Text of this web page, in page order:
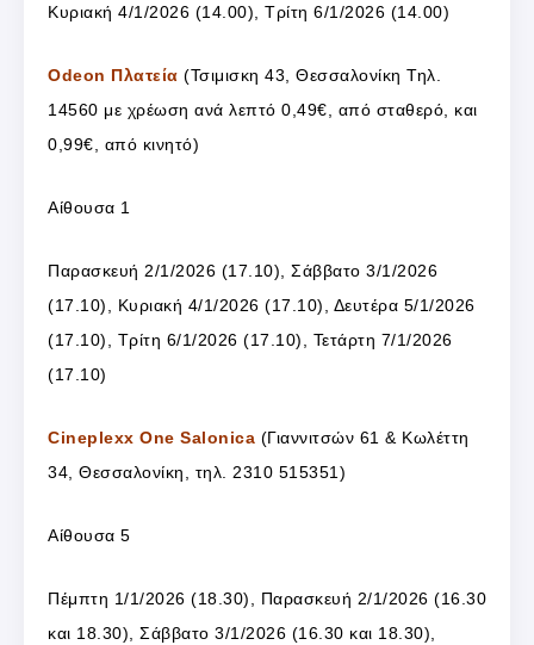
Κυριακή 4/1/2026 (14.00), Τρίτη 6/1/2026 (14.00)
Odeon Πλατεία (Τσιμισκη 43, Θεσσαλονίκη Τηλ.
14560 με χρέωση ανά λεπτό 0,49€, από σταθερό, και
0,99€, από κινητό)
Αίθουσα 1
Παρασκευή 2/1/2026 (17.10), Σάββατο 3/1/2026
(17.10), Κυριακή 4/1/2026 (17.10), Δευτέρα 5/1/2026
(17.10), Τρίτη 6/1/2026 (17.10), Τετάρτη 7/1/2026
(17.10)
Cineplexx One Salonica (Γιαννιτσών 61 & Κωλέττη
34, Θεσσαλονίκη, τηλ. 2310 515351)
Αίθουσα 5
Πέμπτη 1/1/2026 (18.30), Παρασκευή 2/1/2026 (16.30
και 18.30), Σάββατο 3/1/2026 (16.30 και 18.30),